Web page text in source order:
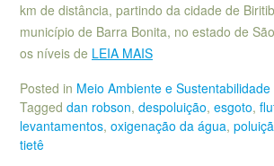
km de distância, partindo da cidade de
município de Barra Bonita, no estado de
os níveis de LEIA MAIS
Posted in Meio Ambiente e Sustentabilidade
Tagged dan robson, despoluição, esgoto,
levantamentos, oxigenação da água,
tietê